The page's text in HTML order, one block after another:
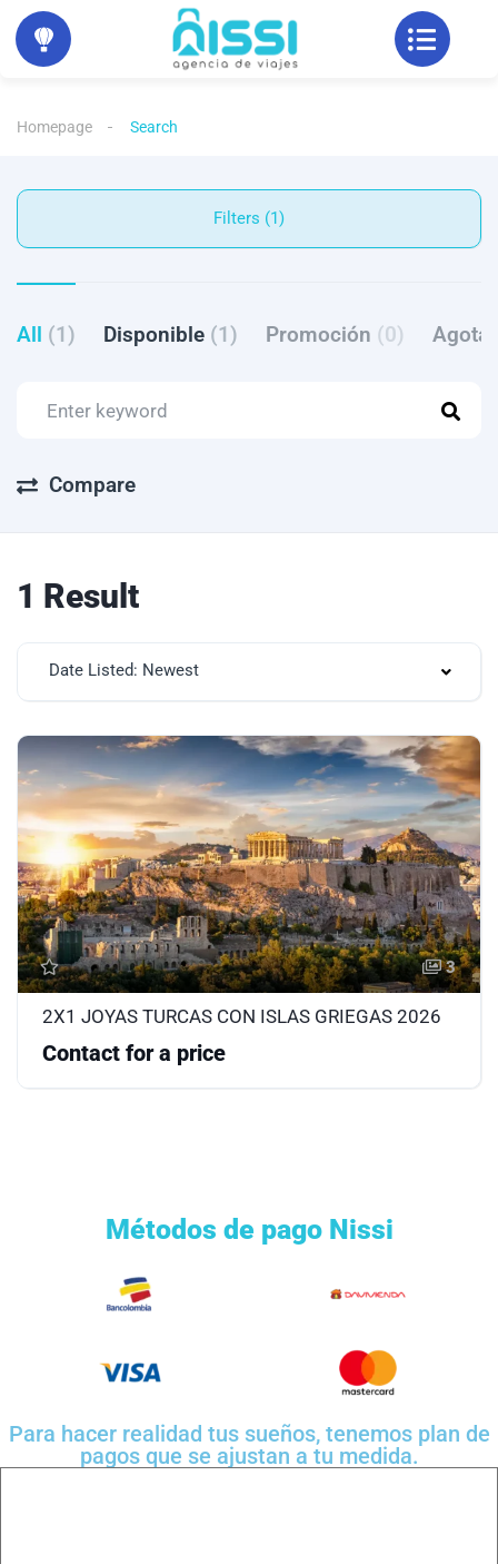
Homepage Search
Filters (1)
All (1) Disponible (1) Promoción (0)
Compare
1 Result
Date Listed: Newest
3
2X1 JOYAS TURCAS CON ISLAS GRIEGAS 2026
Contact for a price
Métodos de pago Nissi
Para hacer realidad tus sueños, tenemos plan de
pagos que se ajustan a tu medida.